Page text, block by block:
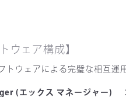
ウェア構成】
トウェアによる完璧な相互運
(エックス マネージャー)